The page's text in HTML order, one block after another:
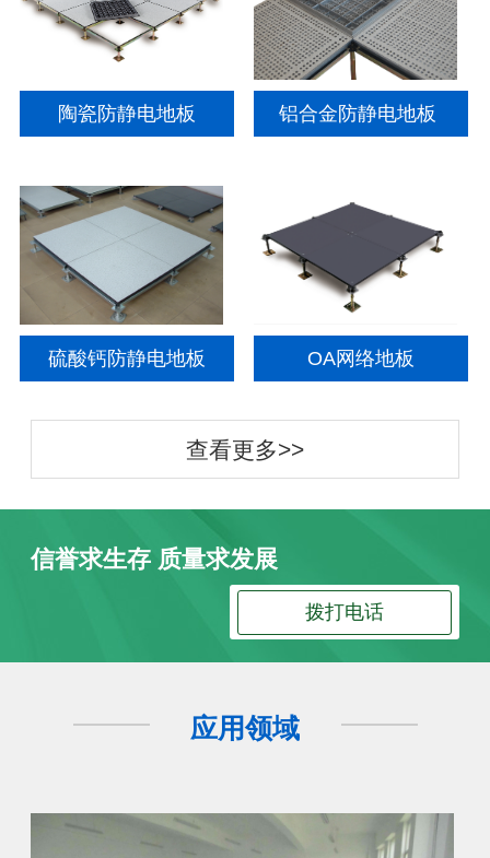
陶瓷防静电地板 铝合金防静电地板
硫酸钙防静电地板 OA网络地板
查看更多>>
信誉求生存 质量求发展
拨打电话
应用领域
防静电地板